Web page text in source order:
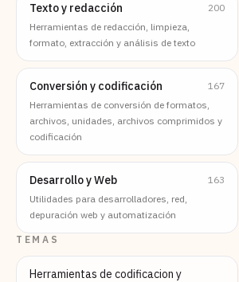
Texto y redacción
200
Herramientas de redacción, limpieza,
formato, extracción y análisis de texto
Conversión y codificación
167
Herramientas de conversión de formatos,
archivos, unidades, archivos comprimidos y
codificación
Desarrollo y Web
163
Utilidades para desarrolladores, red,
depuración web y automatización
TEMAS
Herramientas de codificacion y